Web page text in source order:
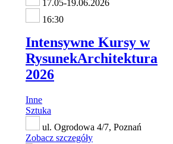
17.05-19.06.2026
16:30
Intensywne Kursy w
RysunekArchitektura
2026
Inne
Sztuka
ul. Ogrodowa 4/7, Poznań
Zobacz szczegóły